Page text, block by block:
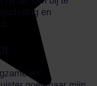
en
en